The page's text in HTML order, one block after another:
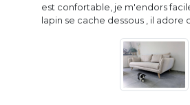
est confortable, je m'endors
lapin se cache dessous , il adore